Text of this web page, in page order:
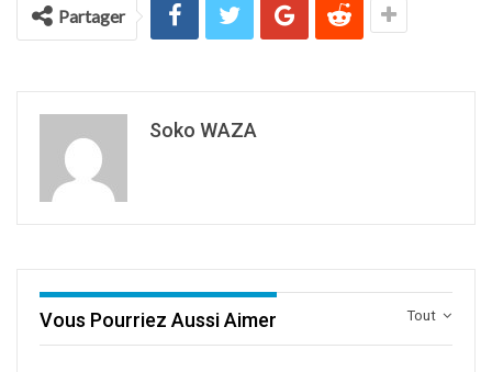
Partager
Soko WAZA
Tout
Vous Pourriez Aussi Aimer